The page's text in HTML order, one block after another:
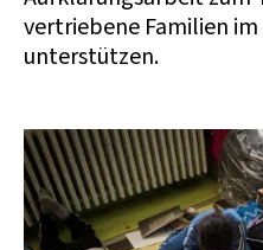
vertriebene Familien
unterstützen.